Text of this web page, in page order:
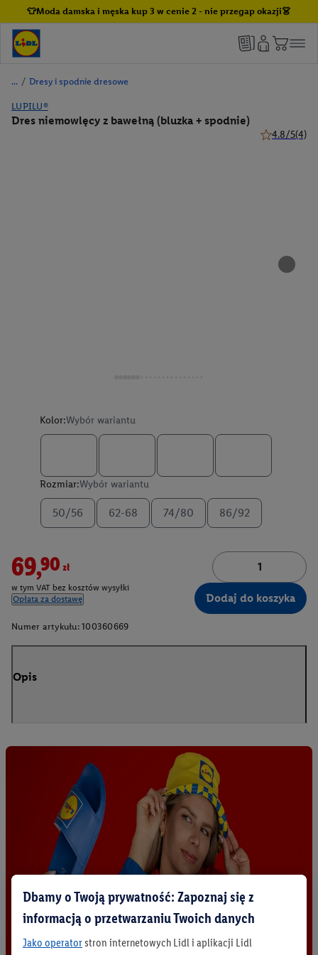
👕Moda damska i męska kup 3 w cenie 2 - nie przegap okazji👗
/ Dresy i spodnie dresowe
LUPILU®
Dres niemowlęcy z bawełną (bluzka + spodnie)
4.8/5(4)
Kolor:Wybór wariantu
Rozmiar:Wybór wariantu
50/56 62-68 74/80 86/92
69,90zł
w tym VAT bez kosztów wysyłki
Opłata za dostawę
Dodaj do koszyka
Numer artykułu: 100360669
Opis
Dbamy o Twoją prywatność: Zapoznaj się z
informacją o przetwarzaniu Twoich danych
Jako operatorstron internetowych Lidl i aplikacji Lidl